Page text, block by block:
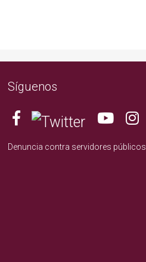
Síguenos
Denuncia contra servidores públicos